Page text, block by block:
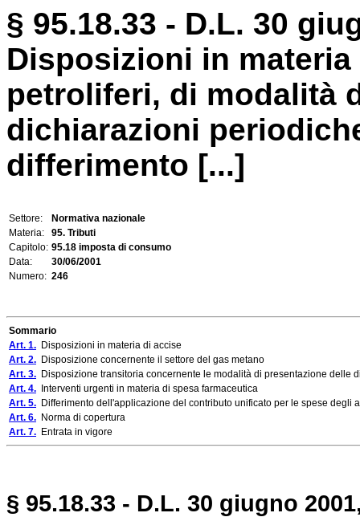
§ 95.18.33 - D.L. 30
Disposizioni in
petroliferi, di modalità
dichiarazioni
differimento [...]
Settore:
Normativa nazionale
Materia:
95. Tributi
Capitolo: 95.18 imposta di consumo
Data:
30/06/2001
Numero: 246
Sommario
Art. 1. Disposizioni in materia di accise
Art. 2. Disposizione concernente il settore del gas metano
Art. 3. Disposizione transitoria concernente le modalità di presentazione
Art. 4. Interventi urgenti in materia di spesa farmaceutica
Art. 5. Differimento dell'applicazione del contributo unificato per le spese degli
Art. 6. Norma di copertura
Art. 7. Entrata in vigore
§ 95.18.33 - D.L. 30 giugno